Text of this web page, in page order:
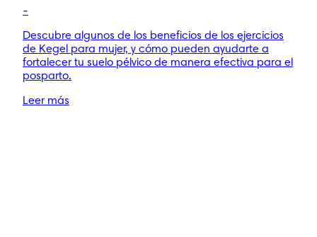
-
Descubre algunos de los beneficios de los ejercicios
de Kegel para mujer, y cómo pueden ayudarte a
fortalecer tu suelo pélvico de manera efectiva para el
posparto.
Leer más